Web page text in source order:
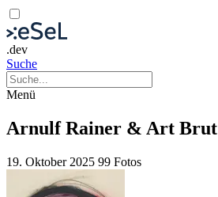
.dev
Suche
Menü
Arnulf Rainer & Art Brut
19. Oktober 2025 99 Fotos